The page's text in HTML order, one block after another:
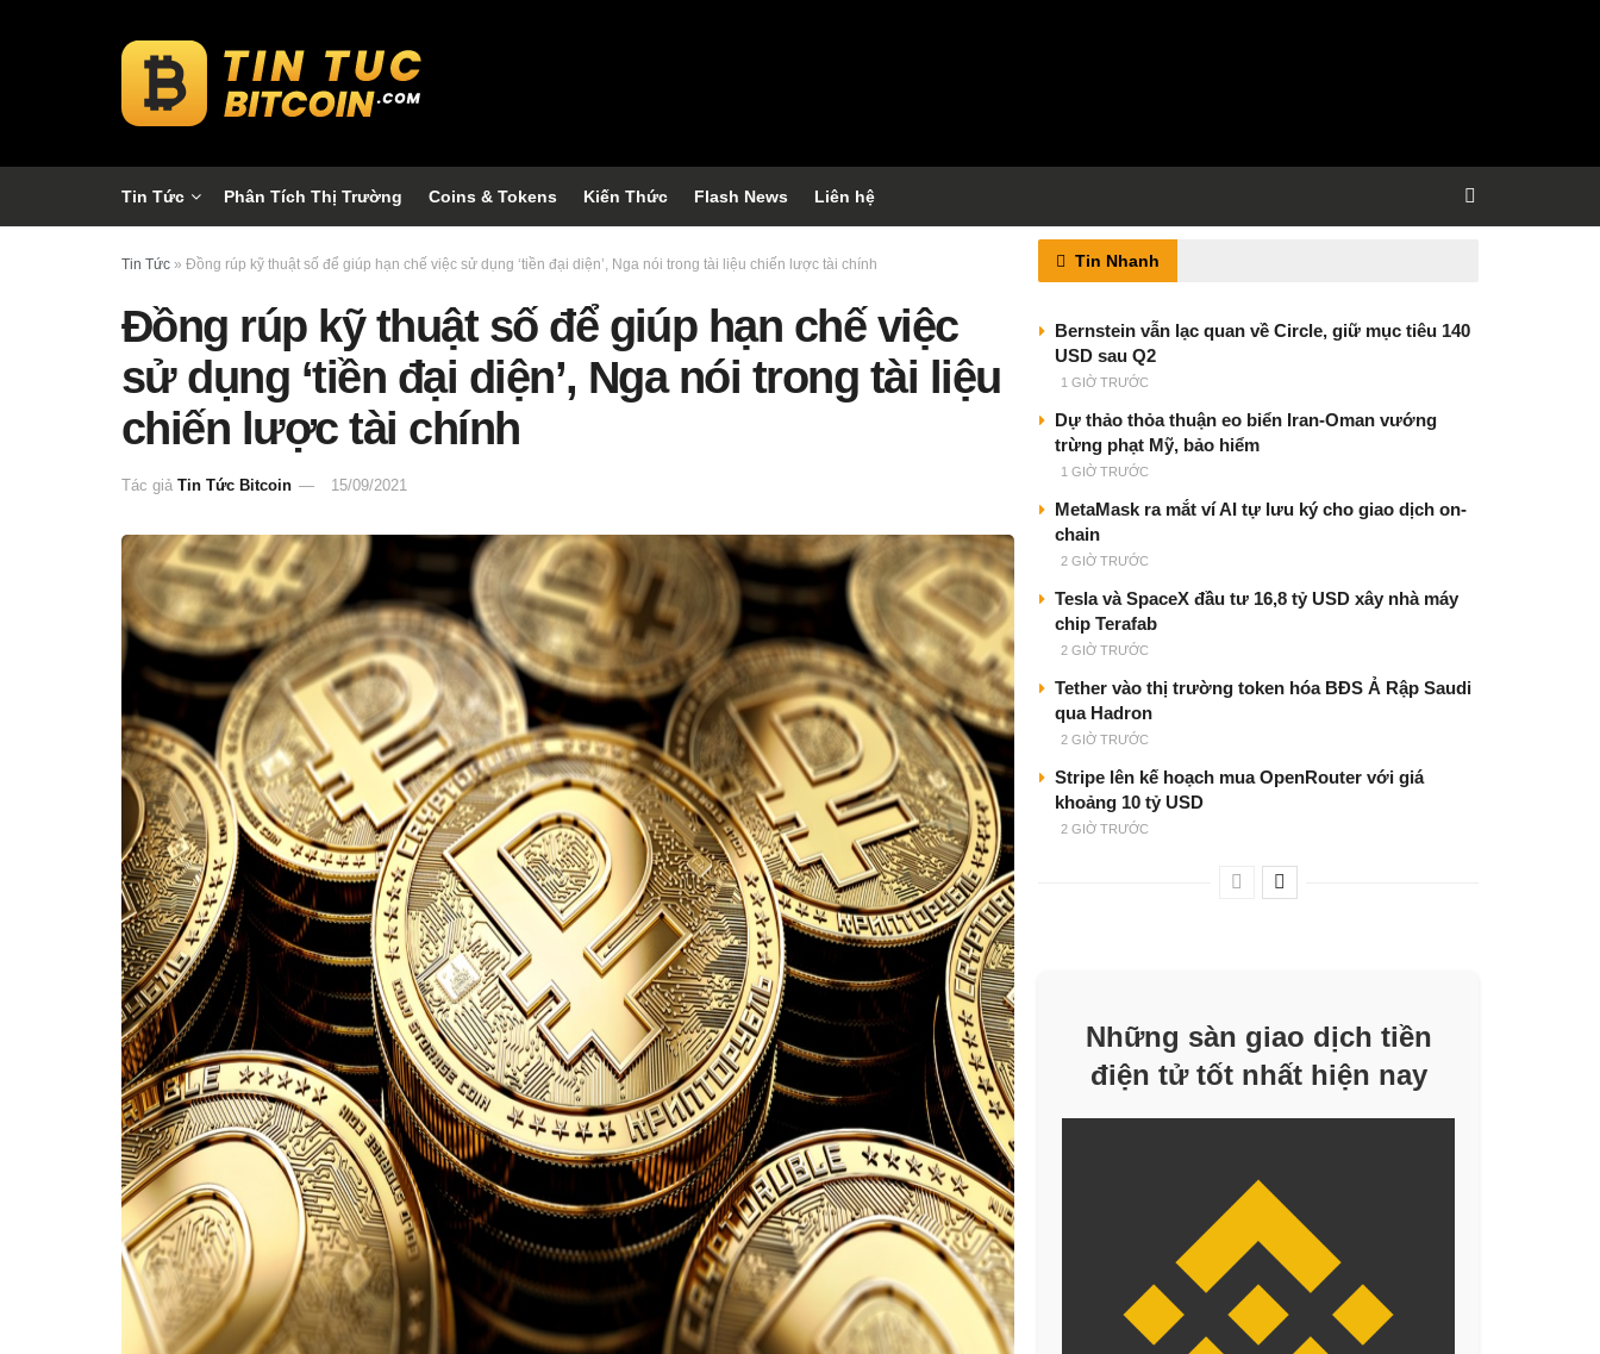
Tin Tức Phân Tích Thị Trường Coins & Tokens Kiến Thức Flash News Liên hệ
Tin Tức » Đồng rúp kỹ thuật số để giúp hạn chế việc sử dụng ‘tiền đại diện’, Nga nói trong tài liệu chiến lược tài chính
Đồng rúp kỹ thuật số để giúp hạn chế việc
sử dụng ‘tiền đại diện’, Nga nói trong tài liệu
chiến lược tài chính
Tác giả Tin Tức Bitcoin 15/09/2021
Tin Nhanh
Bernstein vẫn lạc quan về Circle, giữ mục tiêu 140
USD sau Q2
1 GIỜ TRƯỚC
Dự thảo thỏa thuận eo biển Iran-Oman vướng
trừng phạt Mỹ, bảo hiểm
1 GIỜ TRƯỚC
MetaMask ra mắt ví AI tự lưu ký cho giao dịch on-
chain
2 GIỜ TRƯỚC
Tesla và SpaceX đầu tư 16,8 tỷ USD xây nhà máy
chip Terafab
2 GIỜ TRƯỚC
Tether vào thị trường token hóa BĐS Ả Rập Saudi
qua Hadron
2 GIỜ TRƯỚC
Stripe lên kế hoạch mua OpenRouter với giá
khoảng 10 tỷ USD
2 GIỜ TRƯỚC
Những sàn giao dịch tiền
điện tử tốt nhất hiện nay